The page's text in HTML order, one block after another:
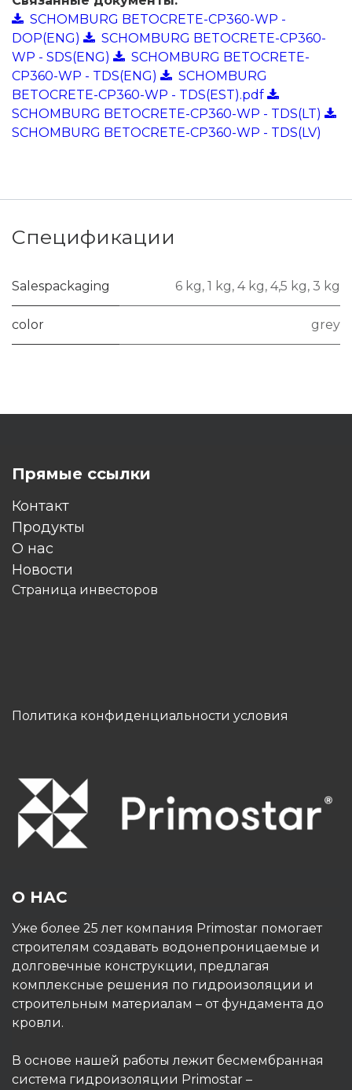
SCHOMBURG BETOCRETE-CP360-WP -
DOP(ENG)
SCHOMBURG BETOCRETE-CP360-
WP - SDS(ENG)
SCHOMBURG BETOCRETE-
CP360-WP - TDS(ENG)
SCHOMBURG
BETOCRETE-CP360-WP - TDS(EST).pdf
SCHOMBURG BETOCRETE-CP360-WP - TDS(LT)
SCHOMBURG BETOCRETE-CP360-WP - TDS(LV)
Спецификации
Salespackaging 6 kg, 1 kg, 4 kg, 4,5 kg, 3 kg
color grey
Прямые ссылки
Контакт
Продукты
O нас
Новости
Страница инвесторов
Политика конфиденциальности условия
О НАС
Уже более 25 лет компания Primostar помогает
строителям создавать водонепроницаемые и
долговечные конструкции, предлагая
комплексные решения по гидроизоляции и
строительным материалам – от фундамента до
кровли.
В основе нашей работы лежит бесмембранная
система гидроизоляции Primostar –